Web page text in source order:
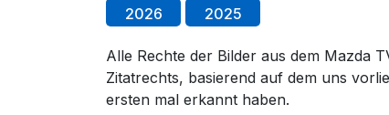
2026 2025
Alle Rechte der Bilder aus dem Mazda
Zitatrechts, basierend auf dem uns
ersten mal erkannt haben.